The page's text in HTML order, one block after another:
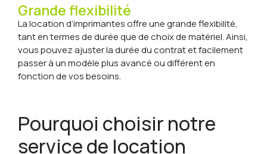
Grande flexibilité
La location d’imprimantes offre une grande flexibilité,
tant en termes de durée que de choix de matériel. Ainsi,
vous pouvez ajuster la durée du contrat et facilement
passer à un modèle plus avancé ou différent en
fonction de vos besoins.
Pourquoi choisir notre
service de location